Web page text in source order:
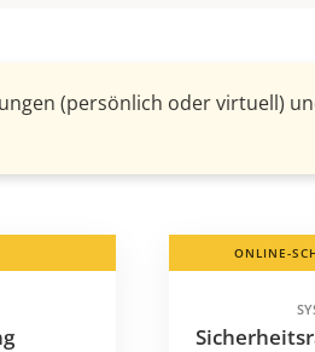
(persönlich oder virtuell)
ONLINE-